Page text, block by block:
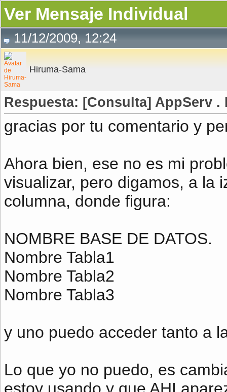
Ver Mensaje Individual
11/12/2009, 12:24
Hiruma-Sama
Respuesta: [Consulta] AppServ
gracias por tu comentario y
Ahora bien, ese no es mi
visualizar, pero digamos, a la
columna, donde figura:
NOMBRE BASE DE DATOS.
Nombre Tabla1
Nombre Tabla2
Nombre Tabla3
y uno puedo acceder tanto a
Lo que yo no puedo, es